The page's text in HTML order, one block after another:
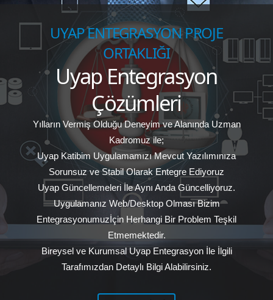
UYAP ENTEGRASYON PROJE
ORTAKLIĞI
Uyap Entegrasyon
Çözümleri
Yılların Vermiş Olduğu Deneyim ve Alanında Uzman
Kadromuz ile;
Uyap Katibim Uygulamamızı Mevcut Yazılımınıza
Sorunsuz ve Stabil Olarak Entegre Ediyoruz
Uyap Güncellemeleri İle Aynı Anda Güncelliyoruz.
Uygulamanız Web/Desktop Olması Bizim
Entegrasyonumuzİçin Herhangi Bir Problem Teşkil
Etmemektedir.
Bireysel ve Kurumsal Uyap Entegrasyon İle İlgili
Tarafımızdan Detaylı Bilgi Alabilirsiniz.